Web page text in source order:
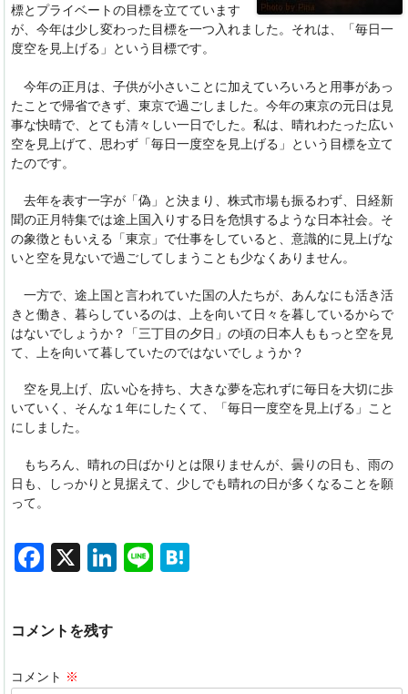
標とプライベートの目標を立てています
が、今年は少し変わった目標を一つ入れました。それは、「毎日一
度空を見上げる」という目標です。
今年の正月は、子供が小さいことに加えていろいろと用事があっ
たことで帰省できず、東京で過ごしました。今年の東京の元日は見
事な快晴で、とても清々しい一日でした。私は、晴れわたった広い
空を見上げて、思わず「毎日一度空を見上げる」という目標を立て
たのです。
去年を表す一字が「偽」と決まり、株式市場も振るわず、日経新
聞の正月特集では途上国入りする日を危惧するような日本社会。そ
の象徴ともいえる「東京」で仕事をしていると、意識的に見上げな
いと空を見ないで過ごしてしまうことも少なくありません。
一方で、途上国と言われていた国の人たちが、あんなにも活き活
きと働き、暮らしているのは、上を向いて日々を暮しているからで
はないでしょうか？「三丁目の夕日」の頃の日本人ももっと空を見
て、上を向いて暮していたのではないでしょうか？
空を見上げ、広い心を持ち、大きな夢を忘れずに毎日を大切に歩
いていく、そんな１年にしたくて、「毎日一度空を見上げる」こと
にしました。
もちろん、晴れの日ばかりとは限りませんが、曇りの日も、雨の
日も、しっかりと見据えて、少しでも晴れの日が多くなることを願
って。
F
e
b
X
Li
Li
コメントを残す
コメント ※